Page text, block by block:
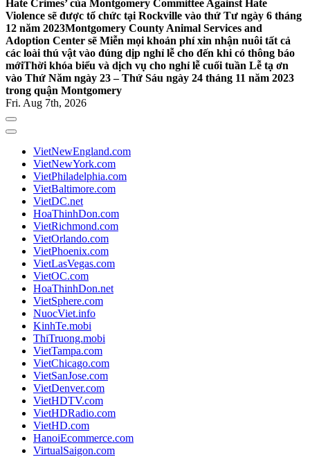
Hate Crimes’ của Montgomery Committee Against Hate
Violence sẽ được tổ chức tại Rockville vào thứ Tư ngày 6 tháng
12 năm 2023Montgomery County Animal Services and
Adoption Center sẽ Miễn mọi khoản phí xin nhận nuôi tất cả
các loài thú vật vào đúng dịp nghỉ lễ cho đến khi có thông báo
mớiThời khóa biểu và dịch vụ cho nghỉ lễ cuối tuần Lễ tạ ơn
vào Thứ Năm ngày 23 – Thứ Sáu ngày 24 tháng 11 năm 2023
trong quận Montgomery
Fri. Aug 7th, 2026
VietNewEngland.com
VietNewYork.com
VietPhiladelphia.com
VietBaltimore.com
VietDC.net
HoaThinhDon.com
VietRichmond.com
VietOrlando.com
VietPhoenix.com
VietLasVegas.com
VietOC.com
HoaThinhDon.net
VietSphere.com
NuocViet.info
KinhTe.mobi
ThiTruong.mobi
VietTampa.com
VietChicago.com
VietSanJose.com
VietDenver.com
VietHDTV.com
VietHDRadio.com
VietHD.com
HanoiEcommerce.com
VirtualSaigon.com